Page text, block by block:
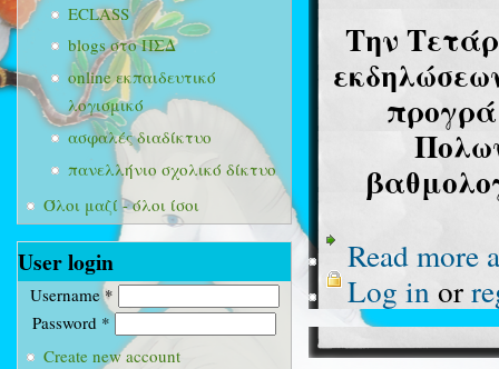
ECLASS
blogs στο ΠΣΔ
online εκπαιδευτικό
λογισμικό
ασφαλές διαδίκτυο
πανελλήνιο σχολικό δίκτυο
Όλοι μαζί - όλοι ίσοι
User login
Username*
Password *
Create new account
Την
Read more
Log in or